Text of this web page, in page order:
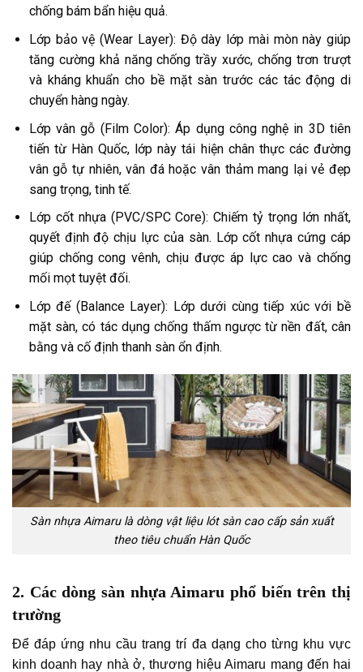
chống bám bẩn hiệu quả.
Lớp bảo vệ (Wear Layer): Độ dày lớp mài mòn này giúp
tăng cường khả năng chống trầy xước, chống trơn trượt
và kháng khuẩn cho bề mặt sàn trước các tác động di
chuyển hàng ngày.
Lớp vân gỗ (Film Color): Áp dụng công nghệ in 3D tiên
tiến từ Hàn Quốc, lớp này tái hiện chân thực các đường
vân gỗ tự nhiên, vân đá hoặc vân thảm mang lại vẻ đẹp
sang trọng, tinh tế.
Lớp cốt nhựa (PVC/SPC Core): Chiếm tỷ trọng lớn nhất,
quyết định độ chịu lực của sàn. Lớp cốt nhựa cứng cáp
giúp chống cong vênh, chịu được áp lực cao và chống
mối mọt tuyệt đối.
Lớp đế (Balance Layer): Lớp dưới cùng tiếp xúc với bề
mặt sàn, có tác dụng chống thấm ngược từ nền đất, cân
bằng và cố định thanh sàn ổn định.
Sàn nhựa Aimaru là dòng vật liệu lót sàn cao cấp sản xuất
theo tiêu chuẩn Hàn Quốc
2. Các dòng sàn nhựa Aimaru phổ biến trên thị
trường
Để đáp ứng nhu cầu trang trí đa dạng cho từng khu vực
kinh doanh hay nhà ở, thương hiệu Aimaru mang đến hai